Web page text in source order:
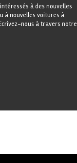
à des nouvelles
à nouvelles voitures à
nous à travers notre